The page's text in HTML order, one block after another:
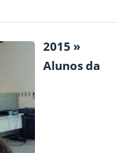
2015 »
Alunos da